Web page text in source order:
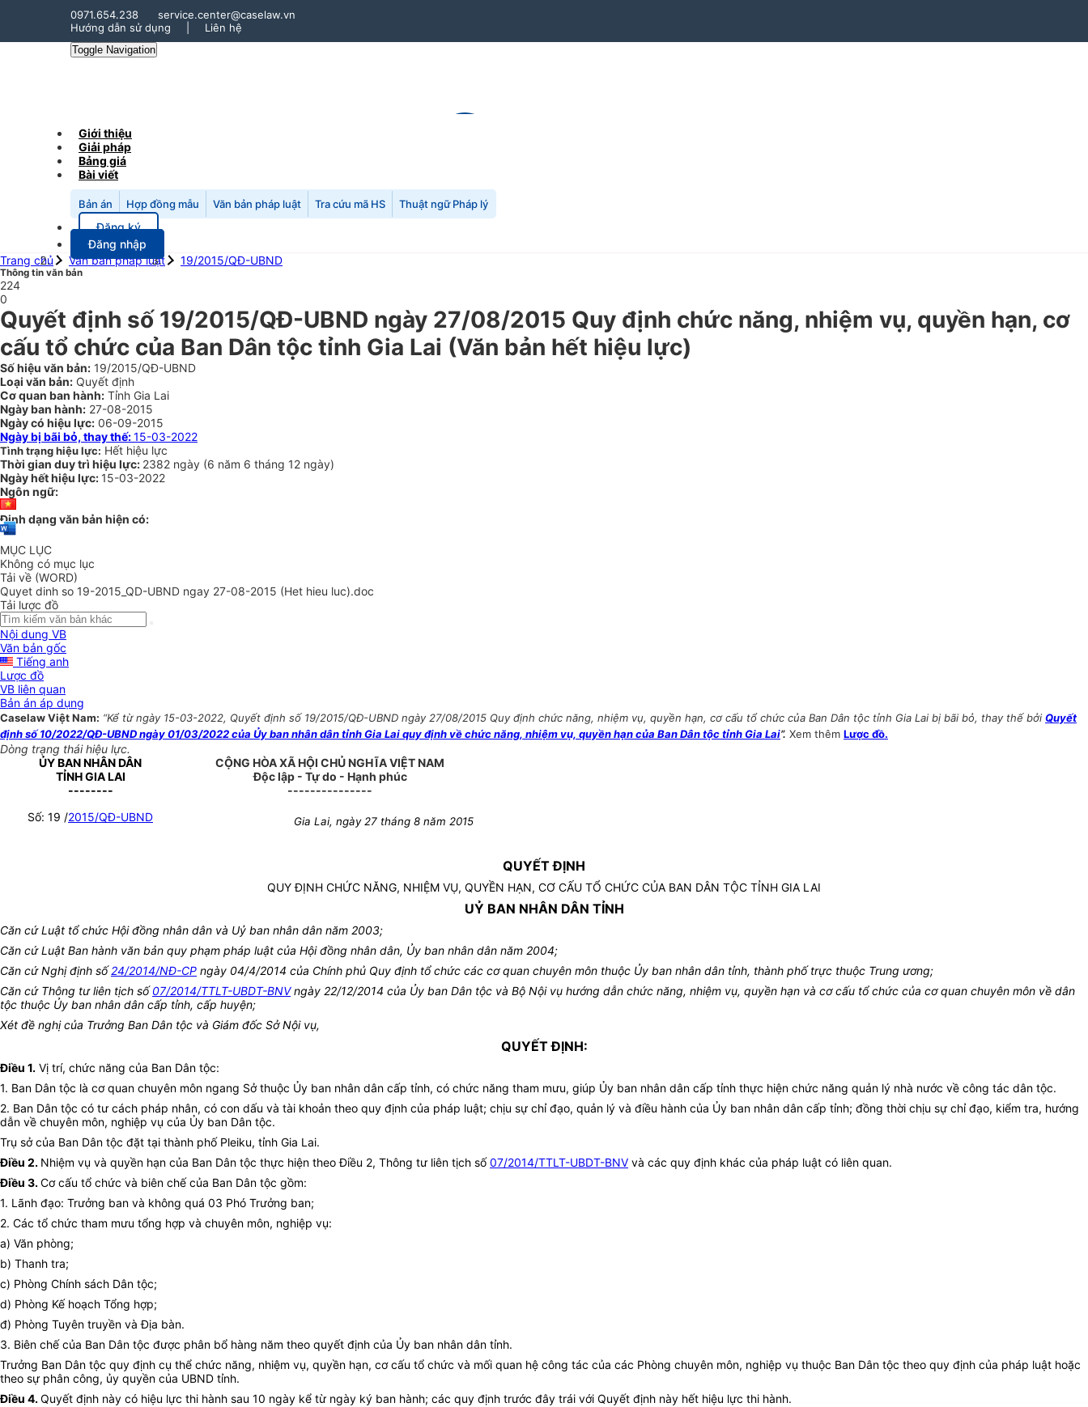
0971.654.238
service.center@caselaw.vn
Hướng dẫn sử dụng
Liên hệ
Toggle Navigation
Giới thiệu
Giải pháp
Bảng giá
Bài viết
Bản án Hợp đồng mẫu Văn bản pháp luật Tra cứu mã HS Thuật ngữ Pháp lý
Đăng ký
Đăng nhập
Trang chủ
Văn bản pháp luật 19/2015/QĐ-UBND
Thông tin văn bản
224
0
Quyết định số 19/2015/QĐ-UBND ngày 27/08/2015 Quy định chức năng, nhiệm vụ, quyền hạn, cơ
cấu tổ chức của Ban Dân tộc tỉnh Gia Lai (Văn bản hết hiệu lực)
Số hiệu văn bản: 19/2015/QĐ-UBND
Loại văn bản: Quyết định
Cơ quan ban hành: Tỉnh Gia Lai
Ngày ban hành: 27-08-2015
Ngày có hiệu lực: 06-09-2015
Ngày bị bãi bỏ, thay thế:15-03-2022
Tình trạng hiệu lực: Hết hiệu lực
Thời gian duy trì hiệu lực: 2382 ngày (6 năm 6 tháng 12 ngày)
Ngày hết hiệu lực: 15-03-2022
Ngôn ngữ:
Định dạng văn bản hiện có:
MỤC LỤC
Không có mục lục
Tải về (WORD)
Quyet dinh so 19-2015_QD-UBND ngay 27-08-2015 (Het hieu luc).doc
Tải lược đồ
Nội dung VB
Văn bản gốc
Tiếng anh
Lược đồ
VB liên quan
Bản án áp dụng
Caselaw Việt Nam: “Kể từ ngày 15-03-2022, Quyết định số 19/2015/QĐ-UBND ngày 27/08/2015 Quy định chức năng, nhiệm vụ, quyền hạn, cơ cấu tổ chức của Ban Dân tộc tỉnh Gia Lai bị bãi bỏ, thay thế bởi Quyết
định số 10/2022/QĐ-UBND ngày 01/03/2022 của Ủy ban nhân dân tỉnh Gia Lai quy định về chức năng, nhiệm vụ, quyền hạn của Ban Dân tộc tỉnh Gia Lai”. Xem thêm Lược đồ.
Dòng trạng thái hiệu lực.
ỦY BAN NHÂN DÂN
TỈNH GIA LAI
--------
CỘNG HÒA XÃ HỘI CHỦ NGHĨA VIỆT NAM
Độc lập - Tự do - Hạnh phúc
---------------
Số: 19 /2015/QĐ-UBND Gia Lai, ngày 27 tháng 8 năm 2015
QUYẾT ĐỊNH
QUY ĐỊNH CHỨC NĂNG, NHIỆM VỤ, QUYỀN HẠN, CƠ CẤU TỔ CHỨC CỦA BAN DÂN TỘC TỈNH GIA LAI
UỶ BAN NHÂN DÂN TỈNH
Căn cứ Luật tổ chức Hội đồng nhân dân và Uỷ ban nhân dân năm 2003;
Căn cứ Luật Ban hành văn bản quy phạm pháp luật của Hội đồng nhân dân, Ủy ban nhân dân năm 2004;
Căn cứ Nghị định số24/2014/NĐ-CP ngày 04/4/2014 của Chính phủ Quy định tổ chức các cơ quan chuyên môn thuộc Ủy ban nhân dân tỉnh, thành phố trực thuộc Trung ương;
Căn cứ Thông tư liên tịch số07/2014/TTLT-UBDT-BNVngày 22/12/2014 của Ủy ban Dân tộc và Bộ Nội vụ hướng dẫn chức năng, nhiệm vụ, quyền hạn và cơ cấu tổ chức của cơ quan chuyên môn về dân
tộc thuộc Ủy ban nhân dân cấp tỉnh, cấp huyện;
Xét đề nghị của Trưởng Ban Dân tộc và Giám đốc Sở Nội vụ,
QUYẾT ĐỊNH:
Điều 1. Vị trí, chức năng của Ban Dân tộc:
1. Ban Dân tộc là cơ quan chuyên môn ngang Sở thuộc Ủy ban nhân dân cấp tỉnh, có chức năng tham mưu, giúp Ủy ban nhân dân cấp tỉnh thực hiện chức năng quản lý nhà nước về công tác dân tộc.
2. Ban Dân tộc có tư cách pháp nhân, có con dấu và tài khoản theo quy định của pháp luật; chịu sự chỉ đạo, quản lý và điều hành của Ủy ban nhân dân cấp tỉnh; đồng thời chịu sự chỉ đạo, kiểm tra, hướng
dẫn về chuyên môn, nghiệp vụ của Ủy ban Dân tộc.
Trụ sở của Ban Dân tộc đặt tại thành phố Pleiku, tỉnh Gia Lai.
Điều 2. Nhiệm vụ và quyền hạn của Ban Dân tộc thực hiện theo Điều 2, Thông tư liên tịch số07/2014/TTLT-UBDT-BNV và các quy định khác của pháp luật có liên quan.
Điều 3.Cơ cấu tổ chức và biên chế của Ban Dân tộc gồm:
1. Lãnh đạo: Trưởng ban và không quá 03 Phó Trưởng ban;
2. Các tổ chức tham mưu tổng hợp và chuyên môn, nghiệp vụ:
a) Văn phòng;
b) Thanh tra;
c) Phòng Chính sách Dân tộc;
d) Phòng Kế hoạch Tổng hợp;
đ) Phòng Tuyên truyền và Địa bàn.
3. Biên chế của Ban Dân tộc được phân bổ hàng năm theo quyết định của Ủy ban nhân dân tỉnh.
Trưởng Ban Dân tộc quy định cụ thể chức năng, nhiệm vụ, quyền hạn, cơ cấu tổ chức và mối quan hệ công tác của các Phòng chuyên môn, nghiệp vụ thuộc Ban Dân tộc theo quy định của pháp luật hoặc
theo sự phân công, ủy quyền của UBND tỉnh.
Điều 4.Quyết định này có hiệu lực thi hành sau 10 ngày kể từ ngày ký ban hành; các quy định trước đây trái với Quyết định này hết hiệu lực thi hành.